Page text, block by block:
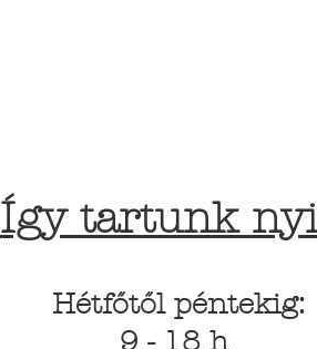
Így tartunk
Hétfőtől péntekig:
9 - 18 h